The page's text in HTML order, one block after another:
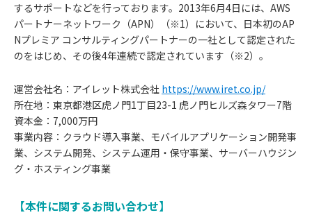
するサポートなどを行っております。2013年6月4日には、AWS
パートナーネットワーク（APN）（※1）において、日本初のAP
Nプレミア コンサルティングパートナーの一社として認定された
のをはじめ、その後4年連続で認定されています（※2）。
運営会社名：アイレット株式会社 https://www.iret.co.jp/
所在地：東京都港区虎ノ門1丁目23-1 虎ノ門ヒルズ森タワー7階
資本金：7,000万円
事業内容：クラウド導入事業、モバイルアプリケーション開発事
業、システム開発、システム運用・保守事業、サーバーハウジン
グ・ホスティング事業
【本件に関するお問い合わせ】